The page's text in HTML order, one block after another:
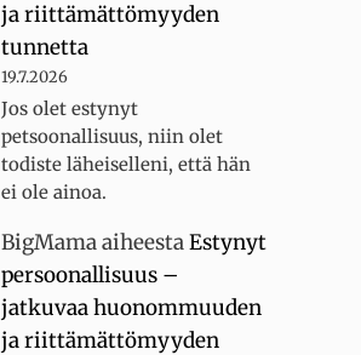
ja riittämättömyyden
tunnetta
19.7.2026
Jos olet estynyt
petsoonallisuus, niin olet
todiste läheiselleni, että hän
ei ole ainoa.
BigMamaaiheestaEstynyt
persoonallisuus –
jatkuvaa huonommuuden
ja riittämättömyyden